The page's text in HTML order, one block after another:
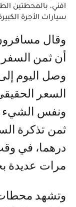
افني، بالمحطتين
سيارات الأجرة
وقال مسافرون في حديث مع صحفي le360
أن ثمن
ونفس الشيء
درهما، في
مرات عديدة
وتشهد محطات